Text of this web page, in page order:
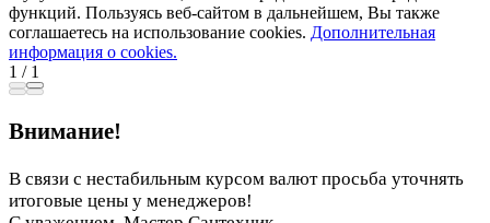
функций. Пользуясь веб-сайтом в дальнейшем, Вы также
соглашаетесь на использование cookies. Дополнительная
информация о cookies.
1 / 1
Внимание!
В связи с нестабильным курсом валют просьба уточнять
итоговые цены у менеджеров!